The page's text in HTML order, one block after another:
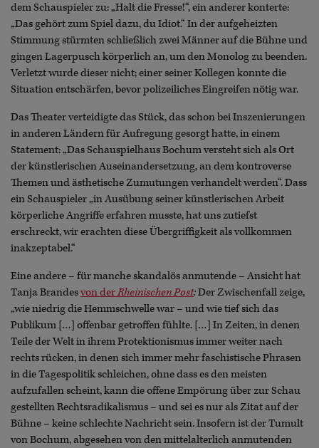
dem Schauspieler zu: „Halt die Fresse!“, ein anderer konterte:
„Das gehört zum Spiel dazu, du Idiot.“ In der aufgeheizten
Stimmung stürmten schließlich zwei Männer auf die Bühne und
gingen Lagerpusch körperlich an, um den Monolog zu beenden.
Verletzt wurde dieser nicht; einer seiner Kollegen konnte die
Situation entschärfen, bevor polizeiliches Eingreifen nötig war.
Das Theater verteidigte das Stück, das schon bei Inszenierungen
in anderen Ländern für Aufregung gesorgt hatte, in einem
Statement: „Das Schauspielhaus Bochum versteht sich als Ort
der künstlerischen Auseinandersetzung, an dem kontroverse
Themen und ästhetische Zumutungen verhandelt werden“. Dass
ein Schauspieler „in Ausübung seiner künstlerischen Arbeit
körperliche Angriffe erfahren musste, hat uns zutiefst
erschreckt, wir erachten diese Übergriffigkeit als vollkommen
inakzeptabel.“
Eine andere – für manche skandalös anmutende – Ansicht hat
Tanja Brandesvon derRheinischen Post:Der Zwischenfall zeige,
„wie niedrig die Hemmschwelle war – und wie tief sich das
Publikum […] offenbar getroffen fühlte. […] In Zeiten, in denen
Teile der Welt in ihrem Protektionismus immer weiter nach
rechts rücken, in denen sich immer mehr faschistische Phrasen
in die Tagespolitik schleichen, ohne dass es den meisten
aufzufallen scheint, kann die offene Empörung über zur Schau
gestellten Rechtsradikalismus – und sei es nur als Zitat auf der
Bühne – keine schlechte Nachricht sein. Insofern ist der Tumult
von Bochum, abgesehen von den mittelalterlich anmutenden